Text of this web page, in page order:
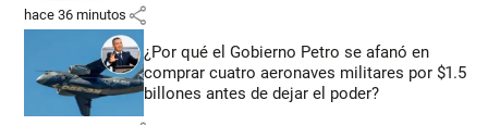
hace 36 minutos share
¿Por qué el Gobierno Petro se afanó en
comprar cuatro aeronaves militares por $1.5
billones antes de dejar el poder?